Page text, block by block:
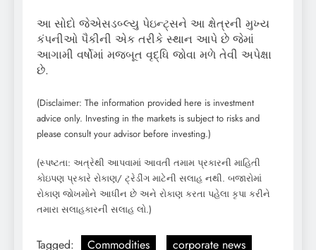
આ સોદો જેએસડબ્લ્યુ પેઇન્ટ્સને આ ક્ષેત્રની મુખ્ય
કંપનીઓ પૈકીની એક તરીકે સ્થાન આપે છે જેમાં
આગામી વર્ષોમાં મજબૂત વૃદ્ધિ જોવા મળે તેવી અપેક્ષા
છે.
(Disclaimer: The information provided here is investment
advice only. Investing in the markets is subject to risks and
please consult your advisor before investing.)
(સ્પષ્ટતા: અત્રેથી આપવામાં આવતી તમામ પ્રકારની માહિતી
કોઇપણ પ્રકારે રોકાણ/ ટ્રેડીંગ માટેની સલાહ નથી. બજારોમાં
રોકાણ જોખમોને આધીન છે અને રોકાણ કરતા પહેલા કૃપા કરીને
તમારા સલાહકારની સલાહ લો.)
Tagged: Commodities
corporate news